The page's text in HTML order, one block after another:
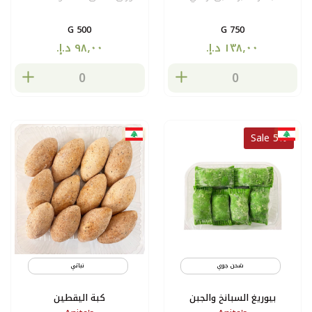
750 G
500 G
Sale 5%
شحن جوي
بيوريغ السبانخ والجبن
نباتي
كبة اليقطين